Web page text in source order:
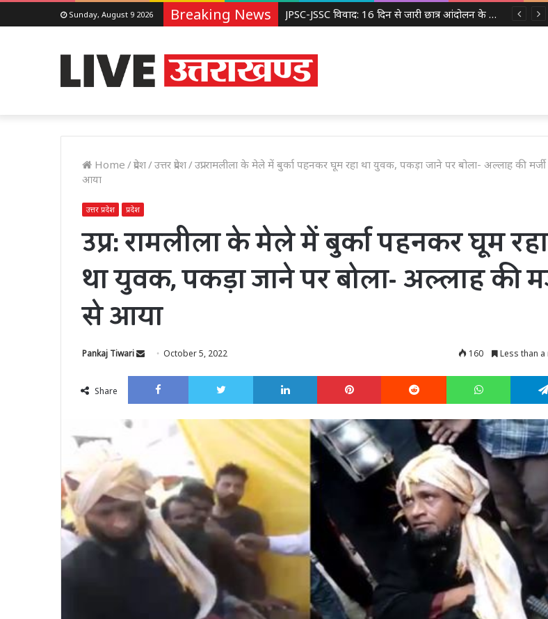
Sunday, August 9 2026 Breaking News JPSC-JSSC विवाद: 16 दिन से जारी छात्र आंदोलन के बीच झुकती दिखी झारखंड सरकार, 14वीं JPSC PT रद्द करने पर विचार
Home /प्रदेश/उत्तर प्रदेश/उप्र: रामलीला के मेले में बुर्का पहनकर घूम रहा था युवक, पकड़ा जाने पर बोला- अल्लाह की
आया
उत्तर प्रदेश प्रदेश
उप्र: रामलीला के मेले में बुर्का पहनकर घूम रहा
था युवक, पकड़ा जाने पर बोला- अल्लाह की
से आया
Pankaj Tiwari
Send
email
October 5, 2022 160 Less than a
Share
Facebook Twitter LinkedIn Pinterest Reddit